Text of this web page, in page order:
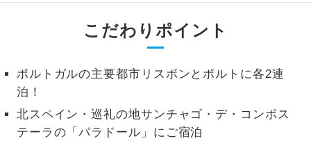
こだわりポイント
ポルトガルの主要都市リスボンとポルトに各2連
泊！
北スペイン・巡礼の地サンチャゴ・デ・コンポス
テーラの「パラドール」にご宿泊
米子空港 リクエスト受付
岡山県 岡山空港 リクエスト受付 10,000円
広島県
山口県
山口宇部空港
す。
2名様から出発可能な個人型プランで
す。
おひとり様参
加限定
スです。